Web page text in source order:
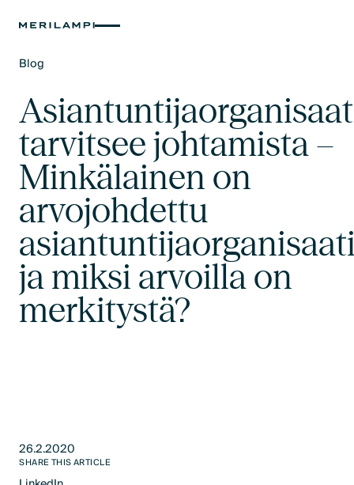
Blog
tarvitsee johtamista –
Minkälainen on
arvojohdettu
ja miksi arvoilla on
merkitystä?
26.2.2020
SHARE THIS ARTICLE